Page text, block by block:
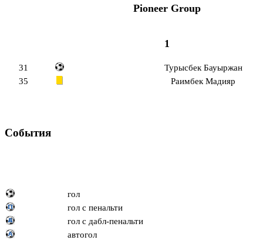
Pioneer Group
1
31
Турысбек Бауыржан
35
Раимбек Мадияр
События
гол
гол с пенальти
гол с дабл-пенальти
автогол